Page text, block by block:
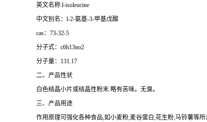
英文名称:l-isoleucine
中文别名：l-2-氨基-3-甲基戊酸
cas：73-32-5
分子式：c6h13no2
分子量：131.17
二、产品性状
白色结晶小片或结晶性粉末.略有苦味。无臭。
三、产品用途
作用原理可强化各种食品,如小麦粉,麦谷蛋白,花生粉,马铃薯等